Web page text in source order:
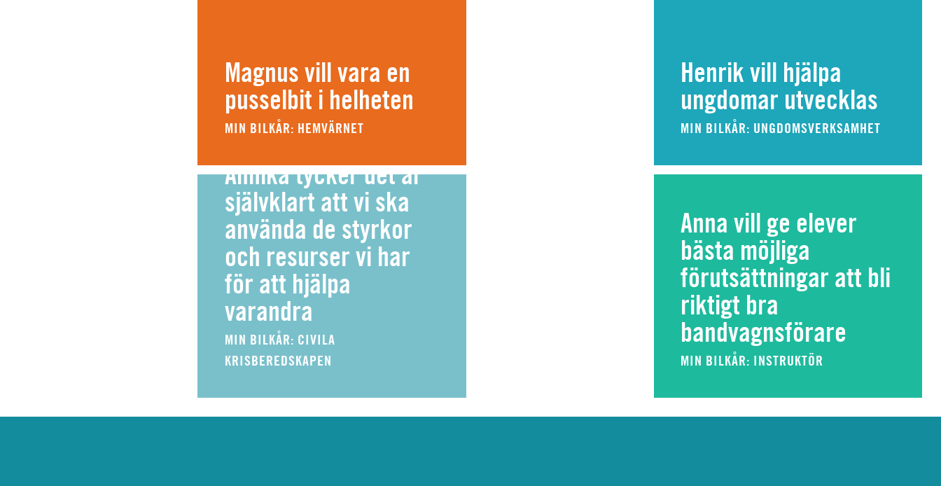
Magnus vill vara en
pusselbit i helheten
MIN BILKÅR: HEMVÄRNET
Henrik vill hjälpa
ungdomar utvecklas
MIN BILKÅR: UNGDOMSVERKSAMHET
Annika tycker det är
självklart att vi ska
använda de styrkor
och resurser vi har
för att hjälpa
varandra
MIN BILKÅR: CIVILA
KRISBEREDSKAPEN
Anna vill ge elever
bästa möjliga
förutsättningar att bli
riktigt bra
bandvagnsförare
MIN BILKÅR: INSTRUKTÖR